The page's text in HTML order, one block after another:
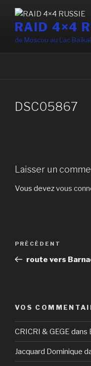
contenu
principal
RAID 4×4
de Moscou au Lac Baïkal
DSC05867
Laisser un
Vous devezvous
Navigation
l’article
Article
précédent
PRÉCÉDENT
route vers
VOS
CRICRI & GEGE dans
Jacquard Dominique